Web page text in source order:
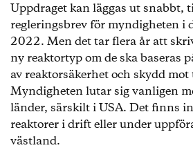
Uppdraget kan läggas ut snabbt,
regleringsbrev för myndigheten i
2022. Men det tar flera år att
ny reaktortyp om de ska baseras
av reaktorsäkerhet och skydd
Myndigheten lutar sig vanligen
länder, särskilt i USA. Det finns
reaktorer i drift eller under
västland.